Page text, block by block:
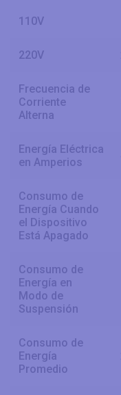
110V
220V
Frecuencia de
Corriente
Alterna
Energía Eléctrica
en Amperios
Consumo de
Energía Cuando
el Dispositivo
Está Apagado
Consumo de
Energía en
Modo de
Suspensión
Consumo de
Energía
Promedio